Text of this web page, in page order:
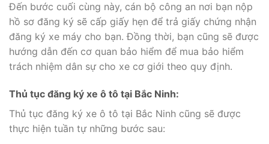
Đến bước cuối cùng này, cán bộ công an nơi bạn nộp
hồ sơ đăng ký sẽ cấp giấy hẹn để trả giấy chứng nhận
đăng ký xe máy cho bạn. Đồng thời, bạn cũng sẽ được
hướng dẫn đến cơ quan bảo hiểm để mua bảo hiểm
trách nhiệm dân sự cho xe cơ giới theo quy định.
Thủ tục đăng ký xe ô tô tại Bắc Ninh:
Thủ tục đăng ký xe ô tô tại Bắc Ninh cũng sẽ được
thực hiện tuần tự những bước sau: